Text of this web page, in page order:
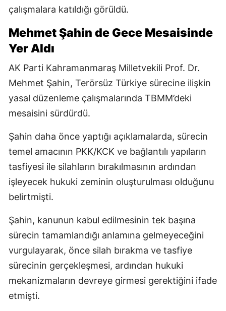
çalışmalara katıldığı görüldü.
Mehmet Şahin de Gece Mesaisinde
Yer Aldı
AK Parti Kahramanmaraş Milletvekili Prof. Dr.
Mehmet Şahin, Terörsüz Türkiye sürecine ilişkin
yasal düzenleme çalışmalarında TBMM’deki
mesaisini sürdürdü.
Şahin daha önce yaptığı açıklamalarda, sürecin
temel amacının PKK/KCK ve bağlantılı yapıların
tasfiyesi ile silahların bırakılmasının ardından
işleyecek hukuki zeminin oluşturulması olduğunu
belirtmişti.
Şahin, kanunun kabul edilmesinin tek başına
sürecin tamamlandığı anlamına gelmeyeceğini
vurgulayarak, önce silah bırakma ve tasfiye
sürecinin gerçekleşmesi, ardından hukuki
mekanizmaların devreye girmesi gerektiğini ifade
etmişti.